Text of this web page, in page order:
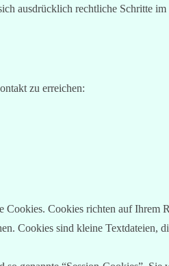
ausdrücklich rechtliche Schritte
zu erreichen:
Cookies. Cookies richten auf
Cookies sind kleine Textdateien,